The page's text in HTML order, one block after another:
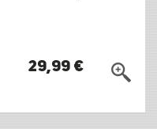
29,99 €